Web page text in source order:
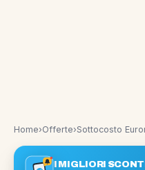
Home›Offerte›
I MIGLIORI